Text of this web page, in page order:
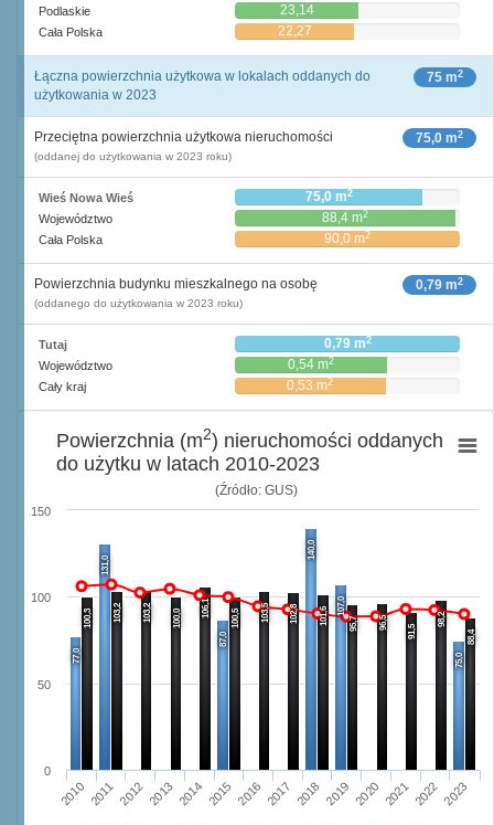
Podlaskie 23,14
Cała Polska 22,27
75 m2
Łączna powierzchnia użytkowa w lokalach oddanych do
użytkowania w 2023
75,0 m2
Przeciętna powierzchnia użytkowa nieruchomości
(oddanej do użytkowania w 2023 roku)
Wieś Nowa Wieś 75,0 m2
Województwo 88,4 m2
Cała Polska 90,0 m2
0,79 m2
Powierzchnia budynku mieszkalnego na osobę
(oddanego do użytkowania w 2023 roku)
Tutaj 0,79 m2
Województwo 0,54 m2
Cały kraj 0,53 m2
(Źródło: GUS)
77,0
131,0
87,0
140,0
107,0
75,0
100,3 103,2 103,2 100,0 106,1 100,5 103,5 102,8 101,6 95,7 96,5
91,5
98,2
88,4
2010 2011 2012 2013 2014 2015 2016 2017 2018 2019 2020 2021 2022 2023
0
50
100
150
Powierzchnia (m2) nieruchomości oddanych
do użytku w latach 2010-2023